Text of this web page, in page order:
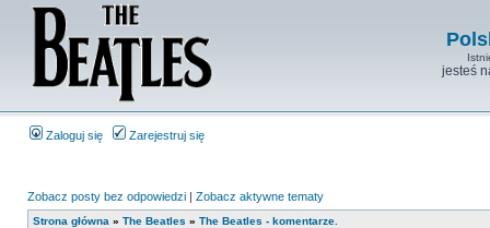
jesteś
Zaloguj się Zarejestruj się
Zobacz posty bez odpowiedzi | Zobacz aktywne tematy
Strona główna » The Beatles » The Beatles - komentarze.